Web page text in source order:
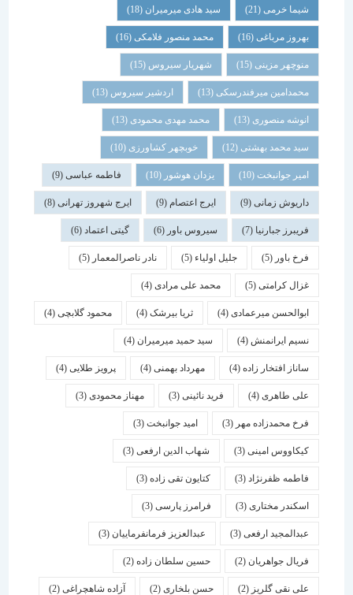
شیما خرمی(21) سید هادی میرمیران(18)
بهروز مرباغی (16) محمد منصور فلامکی (16)
منوچهر مزینی(15) شهریار سیروس(15)
محمدامین میرفندرسکی(13) اردشیر سیروس(13)
انوشه منصوری(13) محمد مهدی محمودی(13)
سید محمد بهشتی(12) خوبچهر کشاورزی(10)
امیر جوانبخت(10) یزدان هوشور(10) فاطمه عباسی(9)
داریوش زمانی(9) ایرج اعتصام(9) ایرج شهروز تهرانی(8)
فریبرز جبارنیا(7) سیروس باور(6) گیتی اعتماد(6)
فرخ باور(5) جلیل اولیاء(5) نادر ناصرالمعمار (5)
غزال کرامتی (5) محمد علی مرادی(4)
ابوالحسن میرعمادی(4) ثریا بیرشک(4) محمود گلابچی(4)
نسیم ایرانمنش(4) سید حمید میرمیران(4)
ساناز افتخار زاده(4) مهرداد بهمنی(4) پرویز طلایی(4)
علی طاهری(4) فرید نائینی(3) مهناز محمودی(3)
فرخ محمدزاده مهر(3) امید جوانبخت(3)
کیکاووس امینی(3) شهاب الدین ارفعی(3)
فاطمه ظفرنژاد(3) کتایون تقی زاده(3)
اسكندر مختاری (3) فرامرز پارسی(3)
عبدالمجید ارفعی(3) عبدالعزیز فرمانفرماییان(3)
فریال جواهریان(2) حسین سلطان زاده(2)
علی نقی گلریز(2) حسن بلخاری(2) آزاده شاهچراغی(2)